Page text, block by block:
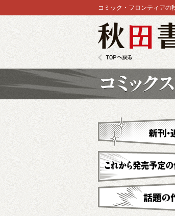
コミック・フロンティアの
新刊・近刊
これから発売予定